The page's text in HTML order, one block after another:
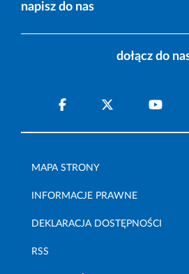
napisz do nas
dołącz do
MAPA STRONY
INFORMACJE PRAWNE
DEKLARACJA DOSTĘPNOŚCI
RSS